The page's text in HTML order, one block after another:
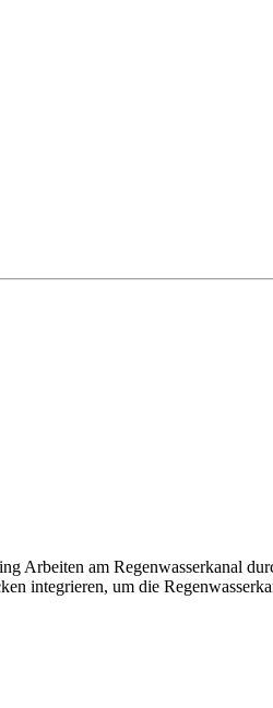
Arbeiten am Regenwasserkanal
integrieren, um die